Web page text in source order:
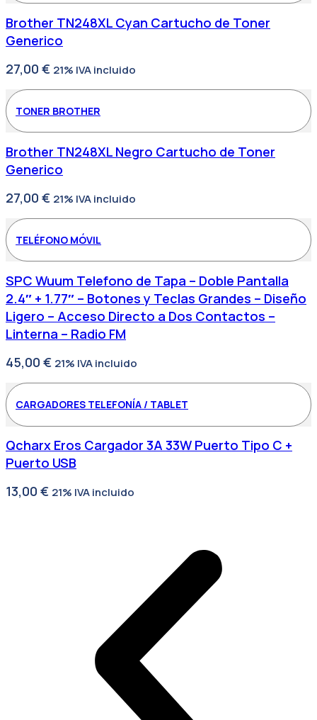
Brother TN248XL Cyan Cartucho de Toner
Generico
27,00 € 21% IVA incluido
TONER BROTHER
Brother TN248XL Negro Cartucho de Toner
Generico
27,00 € 21% IVA incluido
TELÉFONO MÓVIL
SPC Wuum Telefono de Tapa – Doble Pantalla
2.4″ + 1.77″ – Botones y Teclas Grandes – Diseño
Ligero – Acceso Directo a Dos Contactos –
Linterna – Radio FM
45,00 € 21% IVA incluido
CARGADORES TELEFONÍA / TABLET
Qcharx Eros Cargador 3A 33W Puerto Tipo C +
Puerto USB
13,00 € 21% IVA incluido